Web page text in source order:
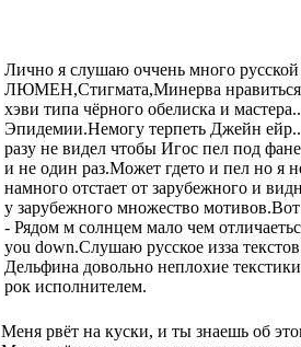
Лично я слушаю оччень много
ЛЮМЕН,Стигмата,Минерва
хэви типа чёрного обелиска и
Эпидемии.Немогу терпеть Джейн
разу не видел чтобы Игос пел под
и не один раз.Может гдето и пел но я
намного отстает от зарубежного и
у зарубежного множество
- Рядом м солнцем мало чем
you down.Слушаю русское изза
Дельфина довольно неплохие
рок исполнителем.
Меня рвёт на куски, и ты знаешь об